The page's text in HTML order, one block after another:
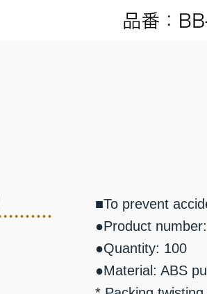
■To prevent
●Product
●Quantity: 100
●Material: ABS